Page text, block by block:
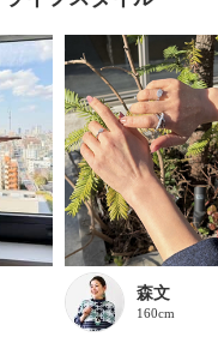
森文
160cm